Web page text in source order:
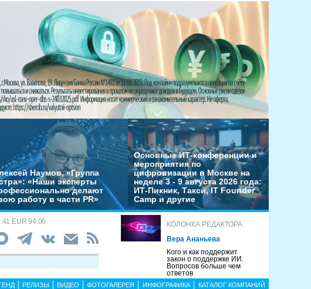
Наумов, «Группа
«Наши эксперты
делают
работу в части PR»
Основные ИТ-конференции и
мероприятия по
цифровизации в Москве на
неделе 3 - 9 августа 2026 года:
ИТ-Пикник, Такси, IT Founder
Camp и другие
EUR 94.06
КОЛОНКА РЕДАКТОРА
Вера Ананьева
Кого и как поддержит
закон о поддержке ИИ.
Вопросов больше чем
ответов
РЕЛИЗЫ ВИДЕО ФОТОГАЛЕРЕЯ ИНФОГРАФИКА КАТАЛОГ КОМПАНИЙ